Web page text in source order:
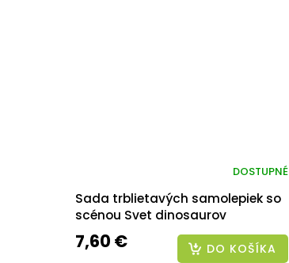
Sada trblietavých samolepiek so
scénou Svet dinosaurov
DOSTUPNÉ
7,60 € DO KOŠÍKA